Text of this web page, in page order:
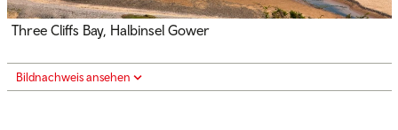
Three Cliffs Bay, Halbinsel Gower
Bildnachweis ansehen